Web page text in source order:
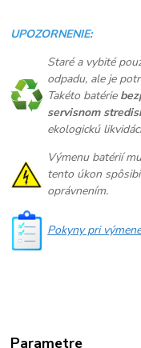
UPOZORNENIE:
Staré a vybité
odpadu, ale je
Takéto batérie
servisnom
ekologickú
Výmenu batérií
tento úkon
oprávnením.
Pokyny pri
Parametre